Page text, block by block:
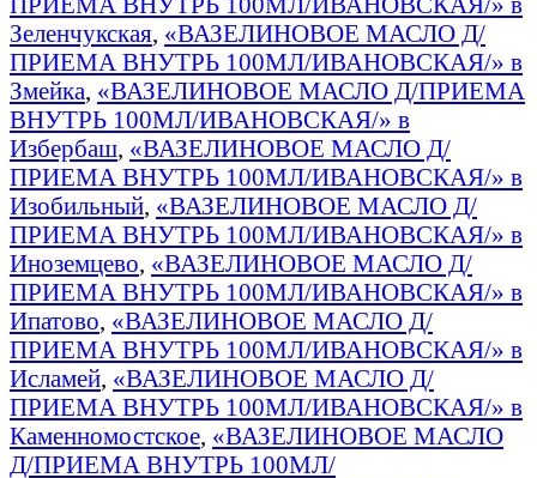
Зеленчукская, «ВАЗЕЛИНОВОЕ МАСЛО Д/
ПРИЕМА ВНУТРЬ 100МЛ/ИВАНОВСКАЯ/» в
Змейка, «ВАЗЕЛИНОВОЕ МАСЛО Д/ПРИЕМА
ВНУТРЬ 100МЛ/ИВАНОВСКАЯ/» в
Избербаш, «ВАЗЕЛИНОВОЕ МАСЛО Д/
ПРИЕМА ВНУТРЬ 100МЛ/ИВАНОВСКАЯ/» в
Изобильный, «ВАЗЕЛИНОВОЕ МАСЛО Д/
ПРИЕМА ВНУТРЬ 100МЛ/ИВАНОВСКАЯ/» в
Иноземцево, «ВАЗЕЛИНОВОЕ МАСЛО Д/
ПРИЕМА ВНУТРЬ 100МЛ/ИВАНОВСКАЯ/» в
Ипатово, «ВАЗЕЛИНОВОЕ МАСЛО Д/
ПРИЕМА ВНУТРЬ 100МЛ/ИВАНОВСКАЯ/» в
Исламей, «ВАЗЕЛИНОВОЕ МАСЛО Д/
ПРИЕМА ВНУТРЬ 100МЛ/ИВАНОВСКАЯ/» в
Каменномостское, «ВАЗЕЛИНОВОЕ МАСЛО
Д/ПРИЕМА ВНУТРЬ 100МЛ/